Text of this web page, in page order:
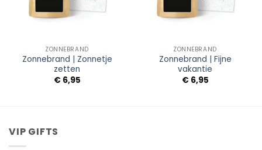
ZONNEBRAND
Zonnebrand | Zonnetje
zetten
€6,95
ZONNEBRAND
Zonnebrand | Fijne
vakantie
€6,95
VIP GIFTS